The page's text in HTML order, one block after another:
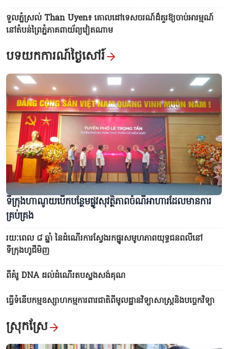
ទួលភ្នំស្រល់ Than Uyen៖ គោលដៅទេសចរណ៍ដ៏គួរឱ្យចាប់អារម្មណ៍
នៅតំបន់ព្រៃភ្នំភាគពាយ័ព្យវៀតណាម
បទយកការណ៍ថ្ងៃសៅរ៍
ទីក្រុងហាណូយបើកបន្ថែមផ្លូវសុវត្ថិភាពចំណីអាហារដែលមានការ
គ្រប់គ្រង
រយៈពេល ៨ ឆ្នាំ នៃដំណើរការស្វែងរកផ្នូរសមូហភាពយុទ្ធជនពលីនៅ
ទីក្រុងហូជីមិញ
ពីគំរូ DNA ដល់ដំណើរតបស្នងសង់គុណ
ធ្វើទំនើបកម្មឧស្សាហកម្មការពារជាតិពីមូលដ្ឋាន​វិទ្យាសាស្ត្រនិងបច្ចេកវិទ្យា
ស្រុកស្រែ